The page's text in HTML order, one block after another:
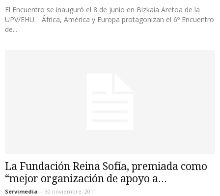
El Encuentro se inauguró el 8 de junio en Bizkaia Aretoa de la
UPV/EHU. África, América y Europa protagonizan el 6º Encuentro
de...
La Fundación Reina Sofía, premiada como
“mejor organización de apoyo a...
Servimedia - 30 noviembre, 2011